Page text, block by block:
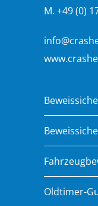
M. +49 (0)
Oldtimer-